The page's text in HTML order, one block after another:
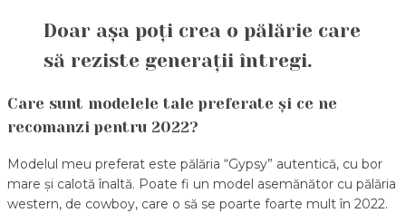
Doar așa poți crea o pălărie care
să reziste generații întregi.
Care sunt modelele tale preferate și ce ne
recomanzi pentru 2022?
Modelul meu preferat este pălăria “Gypsy” autentică, cu bor
mare și calotă înaltă. Poate fi un model asemănător cu pălăria
western, de cowboy, care o să se poarte foarte mult în 2022.